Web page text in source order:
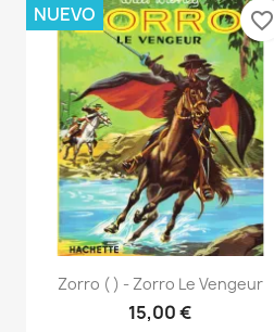
 Vista rápida
Zorro ( ) - Zorro Le Vengeur
15,00 €
NUEVO favorite_border